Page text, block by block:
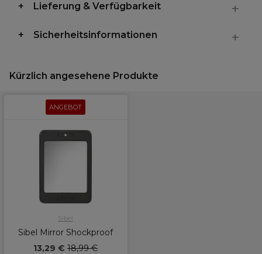
Lieferung & Verfügbarkeit
Sicherheitsinformationen
Kürzlich angesehene Produkte
ANGEBOT
Sibel
Sibel Mirror Shockproof
13,29 € 18,99 €